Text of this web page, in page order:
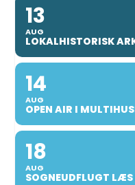
13
AUG
LOKALHISTORISK
14
AUG
OPEN AIR I
18
AUG
SOGNEUDFLUGT LÆS